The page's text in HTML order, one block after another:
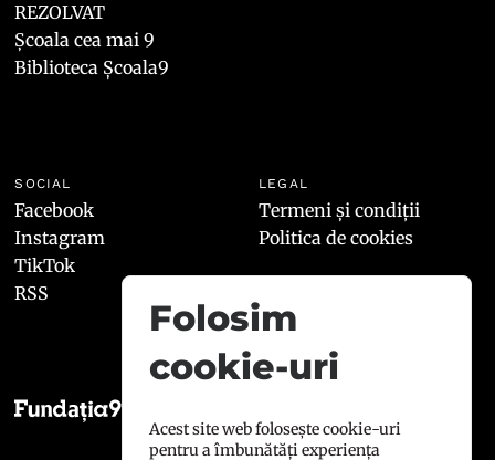
REZOLVAT
Școala cea mai 9
Biblioteca Școala9
SOCIAL
Facebook
Instagram
TikTok
RSS
LEGAL
Termeni și condiții
Politica de cookies
Folosim
cookie-uri
Acest site web folosește cookie-uri
pentru a îmbunătăți experiența